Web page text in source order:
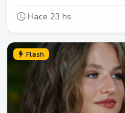
Hace 23 hs
Flash